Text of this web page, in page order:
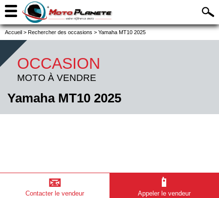
Accueil > Rechercher des occasions > Yamaha MT10 2025
OCCASION
MOTO À VENDRE
Yamaha MT10 2025
📧
Contacter le vendeur
📱
Appeler le vendeur